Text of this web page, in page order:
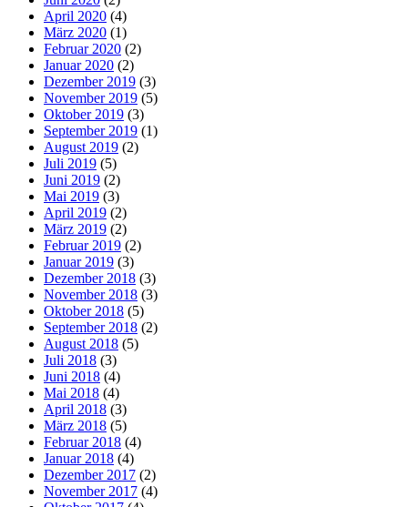
April 2020 (4)
März 2020 (1)
Februar 2020 (2)
Januar 2020 (2)
Dezember 2019 (3)
November 2019 (5)
Oktober 2019 (3)
September 2019 (1)
August 2019 (2)
Juli 2019 (5)
Juni 2019 (2)
Mai 2019 (3)
April 2019 (2)
März 2019 (2)
Februar 2019 (2)
Januar 2019 (3)
Dezember 2018 (3)
November 2018 (3)
Oktober 2018 (5)
September 2018 (2)
August 2018 (5)
Juli 2018 (3)
Juni 2018 (4)
Mai 2018 (4)
April 2018 (3)
März 2018 (5)
Februar 2018 (4)
Januar 2018 (4)
Dezember 2017 (2)
November 2017 (4)